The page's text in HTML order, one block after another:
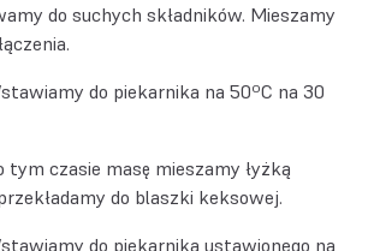
do suchych składników. Mieszamy
do piekarnika na 50ºC na 30
tym czasie masę mieszamy łyżką
do blaszki keksowej.
do piekarnika ustawionego na